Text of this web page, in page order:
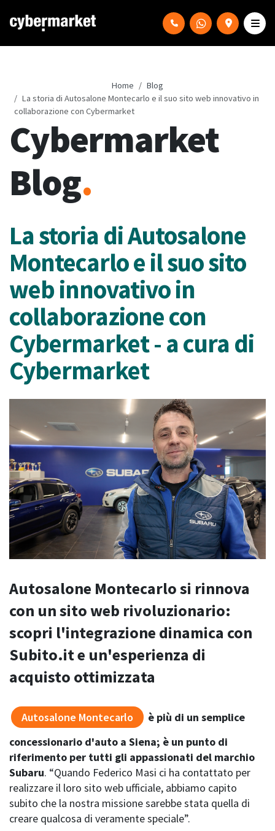
Home
Blog
La storia di Autosalone Montecarlo e il suo sito web innovativo in
collaborazione con Cybermarket
Cybermarket
Blog.
La storia di Autosalone
Montecarlo e il suo sito
web innovativo in
collaborazione con
Cybermarket - a cura di
Cybermarket
Autosalone Montecarlo si rinnova
con un sito web rivoluzionario:
scopri l'integrazione dinamica con
Subito.it e un'esperienza di
acquisto ottimizzata
Autosalone Montecarlo
è più di un semplice
concessionario d'auto a Siena; è un punto di
riferimento per tutti gli appassionati del marchio
Subaru. “Quando Federico Masi ci ha contattato per
realizzare il loro sito web ufficiale, abbiamo capito
subito che la nostra missione sarebbe stata quella di
creare qualcosa di veramente speciale”.